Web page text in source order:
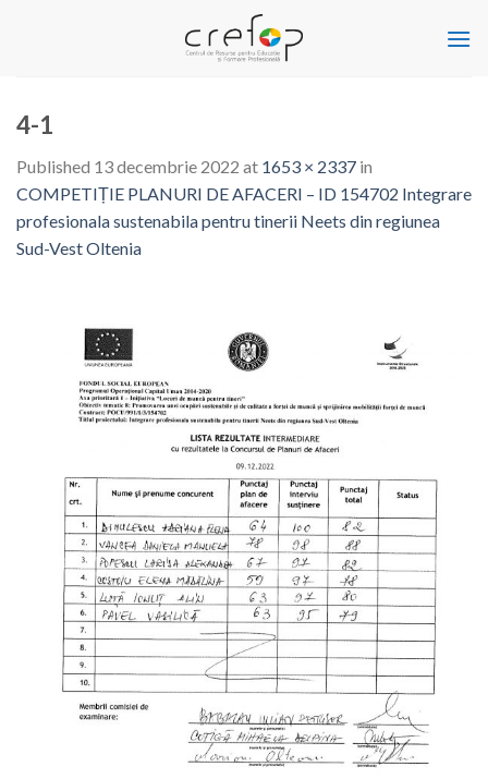
4-1
Published 13 decembrie 2022 at 1653 × 2337 in
COMPETIȚIE PLANURI DE AFACERI – ID 154702 Integrare
profesionala sustenabila pentru tinerii Neets din regiunea
Sud-Vest Oltenia